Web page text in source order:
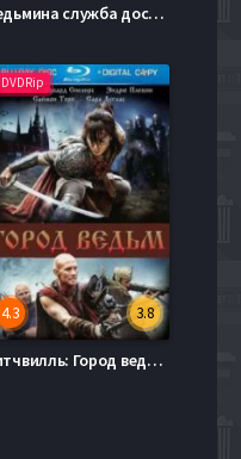
Ведьмина служба доставки (2014)
DVDRip
3.8
4.3
Уитчвилль: Город ведьм (2010)